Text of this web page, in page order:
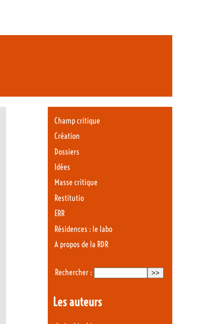
Champ critique
Création
Dossiers
Idées
Masse critique
Restitutio
ERR
Résidences : le labo
A propos de la RDR
Rechercher :
Les auteurs